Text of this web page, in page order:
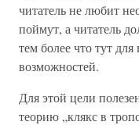
читатель не любит
поймут, а читатель
тем более что тут
возможностей.
Для этой цели
теорию „клякс в